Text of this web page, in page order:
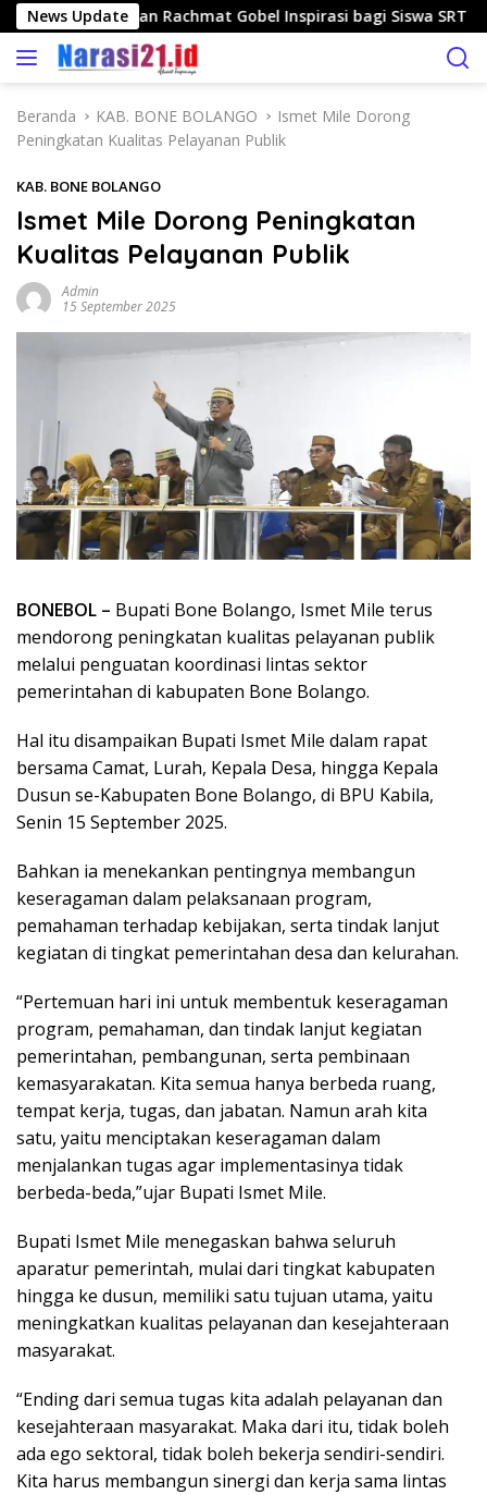
a
News Update
Pagau Jadikan Rachmat Gobel Inspirasi bagi Siswa SRT 1
Beranda KAB. BONE BOLANGO
Ismet Mile Dorong
Peningkatan Kualitas Pelayanan Publik
KAB. BONE BOLANGO
Ismet Mile Dorong Peningkatan
Kualitas Pelayanan Publik
Admin
15 September 2025
BONEBOL – Bupati Bone Bolango, Ismet Mile terus
mendorong peningkatan kualitas pelayanan publik
melalui penguatan koordinasi lintas sektor
pemerintahan di kabupaten Bone Bolango.
Hal itu disampaikan Bupati Ismet Mile dalam rapat
bersama Camat, Lurah, Kepala Desa, hingga Kepala
Dusun se-Kabupaten Bone Bolango, di BPU Kabila,
Senin 15 September 2025.
Bahkan ia menekankan pentingnya membangun
keseragaman dalam pelaksanaan program,
pemahaman terhadap kebijakan, serta tindak lanjut
kegiatan di tingkat pemerintahan desa dan kelurahan.
“Pertemuan hari ini untuk membentuk keseragaman
program, pemahaman, dan tindak lanjut kegiatan
pemerintahan, pembangunan, serta pembinaan
kemasyarakatan. Kita semua hanya berbeda ruang,
tempat kerja, tugas, dan jabatan. Namun arah kita
satu, yaitu menciptakan keseragaman dalam
menjalankan tugas agar implementasinya tidak
berbeda-beda,”ujar Bupati Ismet Mile.
Bupati Ismet Mile menegaskan bahwa seluruh
aparatur pemerintah, mulai dari tingkat kabupaten
hingga ke dusun, memiliki satu tujuan utama, yaitu
meningkatkan kualitas pelayanan dan kesejahteraan
masyarakat.
“Ending dari semua tugas kita adalah pelayanan dan
kesejahteraan masyarakat. Maka dari itu, tidak boleh
ada ego sektoral, tidak boleh bekerja sendiri-sendiri.
Kita harus membangun sinergi dan kerja sama lintas